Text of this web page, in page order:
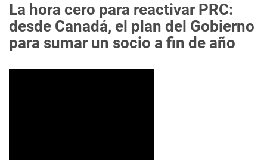
La hora cero para reactivar PRC:
desde Canadá, el plan del Gobierno
para sumar un socio a fin de año